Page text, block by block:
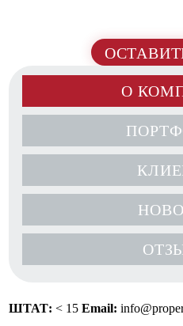
О
ШТАТ: < 15Email: